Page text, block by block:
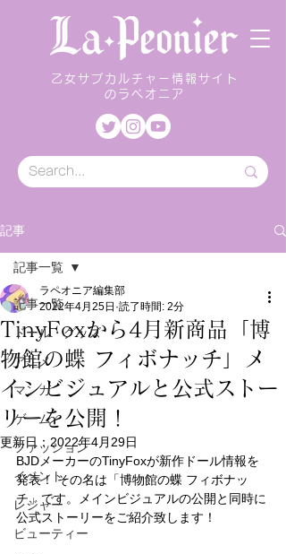
乙女サブカルチャー情報サイト
のラペオニア
記事
記事一覧
ドール・グッズ
アニメ
マンガ
ゲーム
ファッション
イベント
レジャー
ビューティー
記事一覧
TinyFoxから4月新商品「博
物館の蝶 フィボナッチ」メ
インビジュアルと公式ストー
リーを公開！
ラペオニア編集部
2022年4月25日 読了時間: 2分
更新日： 2022年4月29日
BJDメーカーのTinyFoxが新作ドール情報を
発表！ その名は「博物館の蝶 フィボナッ
チ」です。メインビジュアルの公開と同時に
公式ストーリーをご紹介致します！